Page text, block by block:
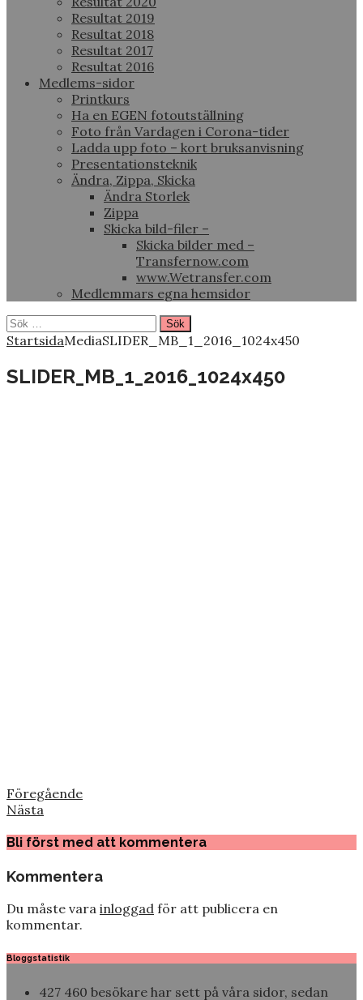
Resultat 2019
Resultat 2018
Resultat 2017
Resultat 2016
Medlems-sidor
Printkurs
Ha en EGEN fotoutställning
Foto från Vardagen i Corona-tider
Ladda upp foto – kort bruksanvisning
Presentationsteknik
Ändra, Zippa, Skicka
Ändra Storlek
Zippa
Skicka bild-filer –
Skicka bilder med –
Transfernow.com
www.Wetransfer.com
Medlemmars egna hemsidor
Sök
efter:
StartsidaMediaSLIDER_MB_1_2016_1024x450
SLIDER_MB_1_2016_1024x450
Föregående
Nästa
Bli först med att kommentera
Kommentera
Du måste vara inloggad för att publicera en
kommentar.
Bloggstatistik
427 460 besökare har sett på våra sidor, sedan